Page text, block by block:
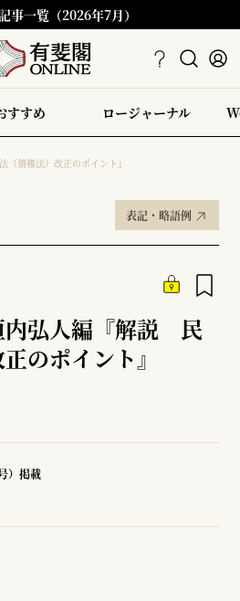
事一覧（2026年7月）
すすめ ロージャーナル
債権法）改正のポイント』
表記・略語例
内弘人編『解説 民
のポイント』
）掲載